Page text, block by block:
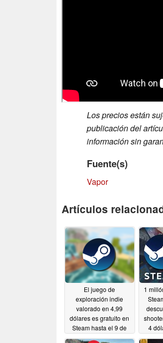
Los precios están
publicación del
información sin
Fuente(s)
Vapor
Artículos
El juego de
exploración indie
valorado en 4,99
dólares es gratuito en
Steam hasta el 9 de
marzo03/03/2025
1
4